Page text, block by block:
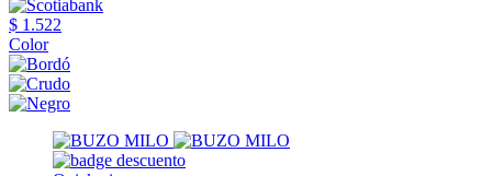
$ 1.522
Color